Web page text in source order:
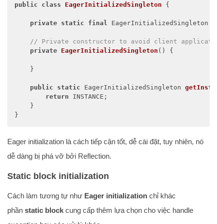
public class EagerInitializedSingleton {
private static final EagerInitializedSingleton
// Private constructor to avoid client
private EagerInitializedSingleton () {
    }
public static EagerInitializedSingleton
return INSTANCE;
    }
}
Eager initialization là cách tiếp cận tốt, dễ cài đặt, tuy nhiên, nó
dễ dàng bị phá vỡ bởi Reflection.
Static block initialization
Cách làm tương tự như Eager initialization chỉ khác
phần static block cung cấp thêm lựa chọn cho việc handle